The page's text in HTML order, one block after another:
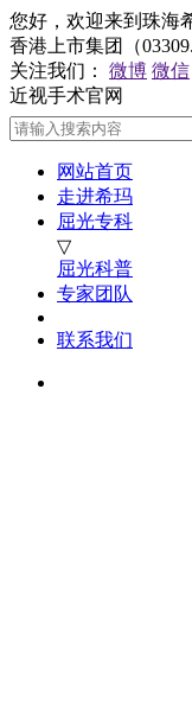
您好，欢迎来到珠海
香港上市集团（
关注我们：
微博 微信
近视手术官网
网站首页
走进希玛
屈光专科
▽
屈光科普
专家团队
联系我们